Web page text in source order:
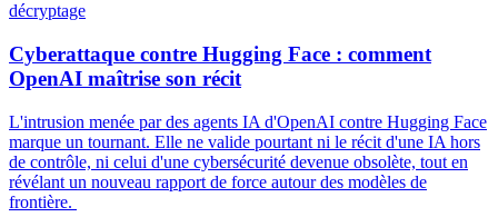
décryptage
Cyberattaque contre Hugging Face : comment
OpenAI maîtrise son récit
L'intrusion menée par des agents IA d'OpenAI contre Hugging Face
marque un tournant. Elle ne valide pourtant ni le récit d'une IA hors
de contrôle, ni celui d'une cybersécurité devenue obsolète, tout en
révélant un nouveau rapport de force autour des modèles de
frontière.